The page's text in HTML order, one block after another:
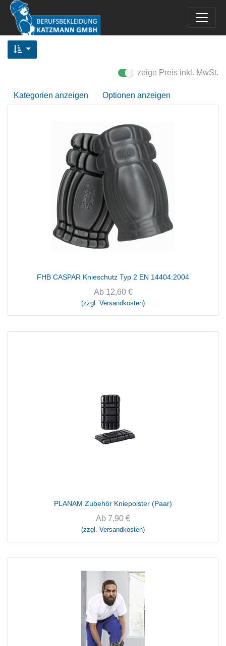
zeige Preis inkl. MwSt.
Kategorien anzeigen Optionen anzeigen
FHB CASPAR Knieschutz Typ 2 EN 14404:2004
Ab 12,60€
(zzgl. Versandkosten)
PLANAM Zubehör Kniepolster (Paar)
Ab 7,90 €
(zzgl. Versandkosten)